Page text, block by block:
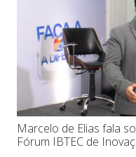
Marcelo de Elias fala
Fórum IBTEC de